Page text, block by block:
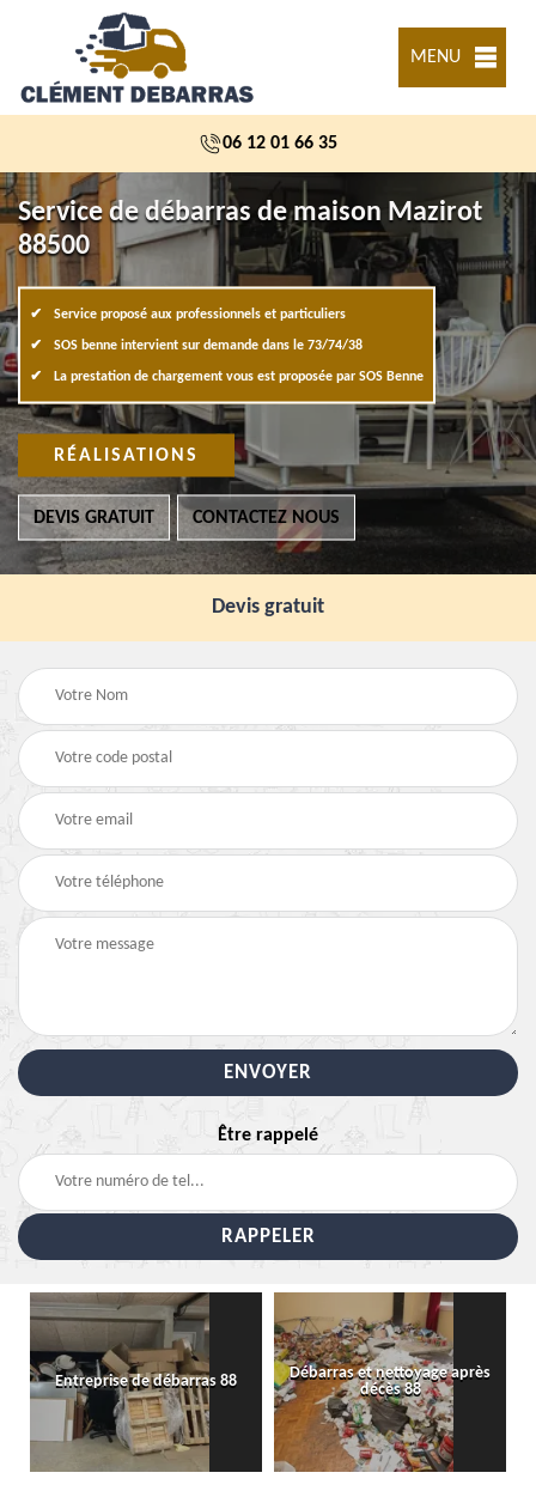
MENU
06 12 01 66 35
Service de débarras de maison Mazirot
88500
Service proposé aux professionnels et particuliers
SOS benne intervient sur demande dans le 73/74/38
La prestation de chargement vous est proposée par SOS Benne
RÉALISATIONS
DEVIS GRATUIT CONTACTEZ NOUS
Devis gratuit
Être rappelé
Entreprise de débarras 88
Débarras et nettoyage après
décès 88